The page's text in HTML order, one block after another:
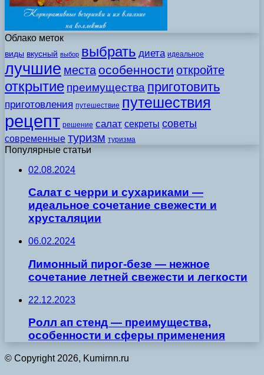
Облако меток
виды вкусный выбор выбрать диета идеальное
лучшие места особенности откройте
открытие преимущества приготовить
приготовления путешествие путешествия
рецепт решение салат секреты советы
современные туризм туризма
Популярные статьи
02.08.2024
Салат с черри и сухариками —
идеальное сочетание свежести и
хрусталяции
06.02.2024
Лимонный пирог-безе — нежное
сочетание летней свежести и легкости
22.12.2023
Ролл ап стенд — преимущества,
особенности и сферы применения
© Copyright 2026, Kumirnn.ru